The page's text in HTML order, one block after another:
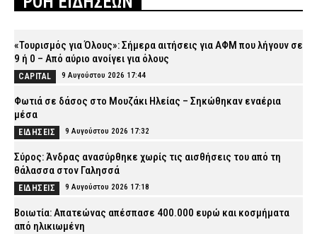
«Τουρισμός για Όλους»: Σήμερα αιτήσεις για ΑΦΜ που λήγουν σε
9 ή 0 – Από αύριο ανοίγει για όλους
CAPITAL 9 Αυγούστου 2026 17:44
Φωτιά σε δάσος στο Μουζάκι Ηλείας – Σηκώθηκαν εναέρια
μέσα
ΕΙΔΗΣΕΙΣ 9 Αυγούστου 2026 17:32
Σύρος: Άνδρας ανασύρθηκε χωρίς τις αισθήσεις του από τη
θάλασσα στον Γαλησσά
ΕΙΔΗΣΕΙΣ 9 Αυγούστου 2026 17:18
Βοιωτία: Απατεώνας απέσπασε 400.000 ευρώ και κοσμήματα
από ηλικιωμένη